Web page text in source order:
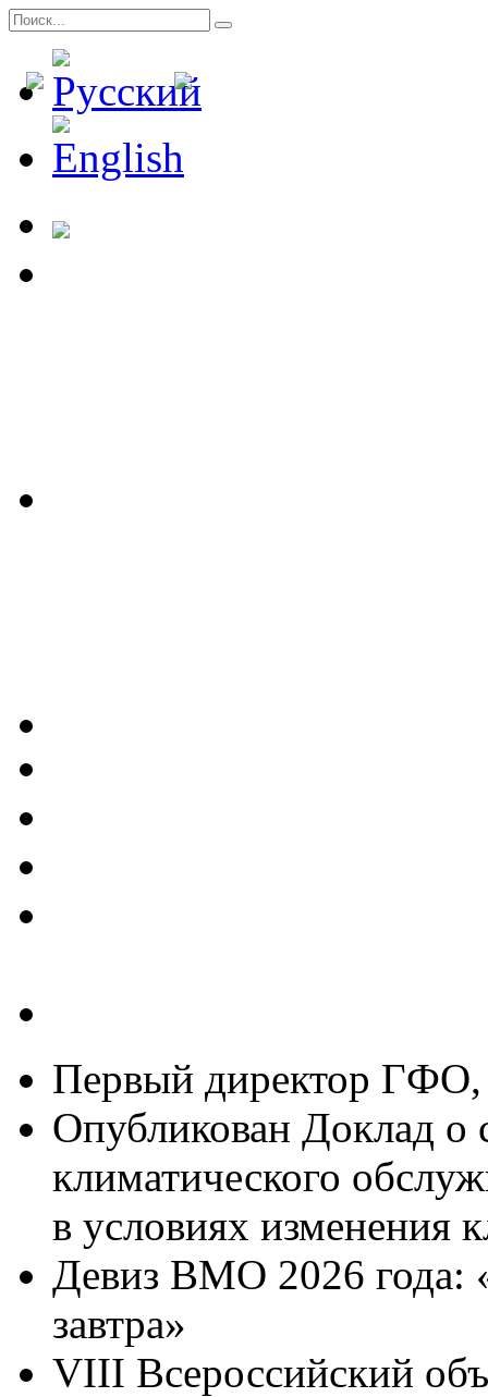
Первый директор
Опубликован Доклад о
климатического
в условиях изменения
Девиз ВМО 2026 года:
завтра»
VIII Всероссийский